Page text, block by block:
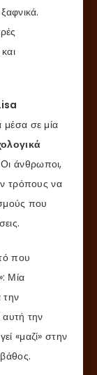
μέσα σε μία
άνθρωποι,
τρόπους να
που
που
»: Μία
την
την
«μαζί» στην